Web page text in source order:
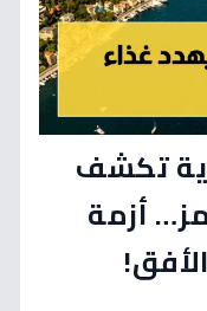
تكشف
أزمة